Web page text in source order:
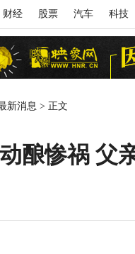
财经 股票 汽车 科技
新消息 > 正文
酿惨祸 父